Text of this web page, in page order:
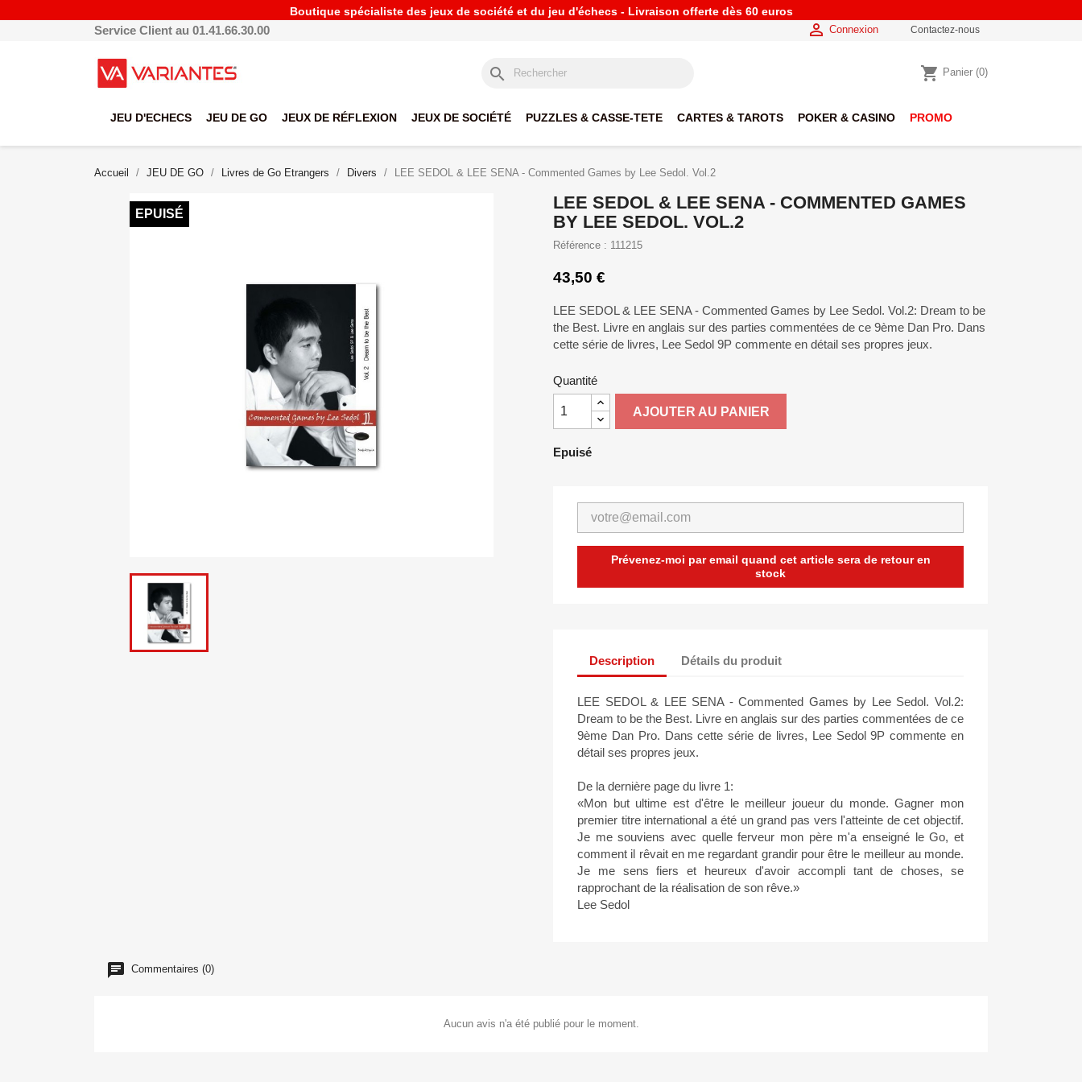
Boutique spécialiste des jeux de société et du jeu d'échecs - Livraison offerte dès 60 euros
Service Client au 01.41.66.30.00  Connexion Contactez-nous
search shopping_cart Panier (0)
JEU D'ECHECS JEU DE GO JEUX DE RÉFLEXION JEUX DE SOCIÉTÉ PUZZLES & CASSE-TETE CARTES & TAROTS POKER & CASINO PROMO
Accueil JEU DE GO Livres de Go Etrangers Divers LEE SEDOL & LEE SENA - Commented Games by Lee Sedol. Vol.2
EPUISÉ
LEE SEDOL & LEE SENA - COMMENTED GAMES
BY LEE SEDOL. VOL.2
Référence : 111215
43,50 €
LEE SEDOL & LEE SENA - Commented Games by Lee Sedol. Vol.2: Dream to be
the Best. Livre en anglais sur des parties commentées de ce 9ème Dan Pro. Dans
cette série de livres, Lee Sedol 9P commente en détail ses propres jeux.
Quantité
AJOUTER AU PANIER
Epuisé
Prévenez-moi par email quand cet article sera de retour en
stock
Description Détails du produit
LEE SEDOL & LEE SENA - Commented Games by Lee Sedol. Vol.2:
Dream to be the Best. Livre en anglais sur des parties commentées de ce
9ème Dan Pro. Dans cette série de livres, Lee Sedol 9P commente en
détail ses propres jeux.
De la dernière page du livre 1:
«Mon but ultime est d'être le meilleur joueur du monde. Gagner mon
premier titre international a été un grand pas vers l'atteinte de cet objectif.
Je me souviens avec quelle ferveur mon père m'a enseigné le Go, et
comment il rêvait en me regardant grandir pour être le meilleur au monde.
Je me sens fiers et heureux d'avoir accompli tant de choses, se
rapprochant de la réalisation de son rêve.»
Lee Sedol
Commentaires (0)
Aucun avis n'a été publié pour le moment.